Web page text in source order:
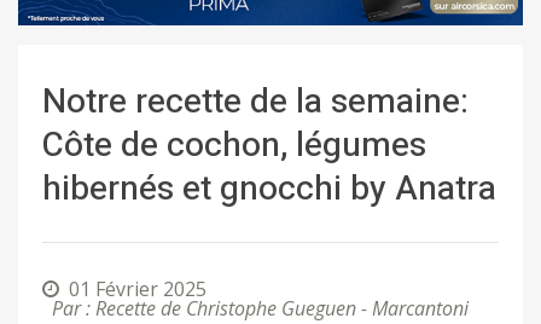
Notre recette de la semaine:
Côte de cochon, légumes
hibernés et gnocchi by Anatra
01 Février 2025
Par : Recette de Christophe Gueguen - Marcantoni